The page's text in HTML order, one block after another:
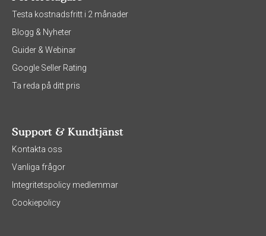
Testa kostnadsfritt i 2 månader
Blogg & Nyheter
Guider & Webinar
Google Seller Rating
Ta reda på ditt pris
Support & Kundtjänst
Kontakta oss
Vanliga frågor
Integritetspolicy medlemmar
Cookiepolicy